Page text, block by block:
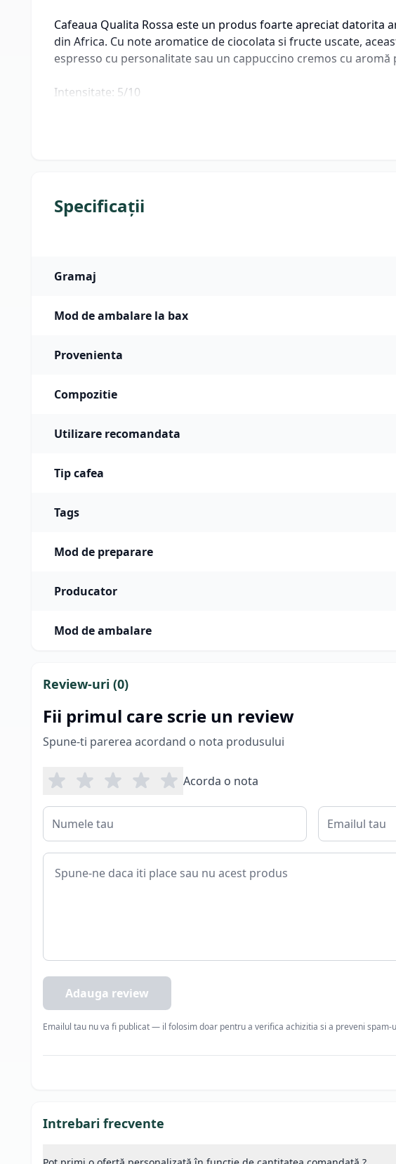
Cafeaua Qualita Rossa este un produs foarte apreciat datorita
din Africa. Cu note aromatice de ciocolata si fructe uscate,
espresso cu personalitate sau un cappuccino cremos cu
Intensitate: 5/10
Specificații
Gramaj
Mod de ambalare la bax
Provenienta
Compozitie
Utilizare recomandata
Tip cafea
Tags
Mod de preparare
Producator
Mod de ambalare
Review-uri (0)
Fii primul care scrie un review
Spune-ti parerea acordand o nota produsului
Acorda o nota
Adauga review
Emailul tau nu va fi publicat — il folosim doar pentru a verifica achizitia si a preveni spam-
Intrebari frecvente